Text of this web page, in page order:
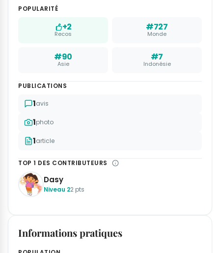
POPULARITÉ
+2
Recos
#727
Monde
#90
Asie
#7
Indonésie
PUBLICATIONS
1avis
1photo
1article
TOP 1 DES CONTRIBUTEURS
Dasy
Niveau 22 pts
Informations pratiques